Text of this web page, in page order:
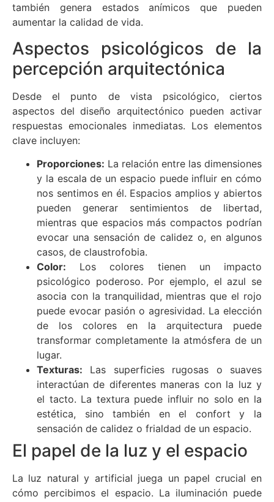
también genera estados anímicos que pueden
aumentar la calidad de vida.
Aspectos psicológicos de la
percepción arquitectónica
Desde el punto de vista psicológico, ciertos
aspectos del diseño arquitectónico pueden activar
respuestas emocionales inmediatas. Los elementos
clave incluyen:
Proporciones: La relación entre las dimensiones
y la escala de un espacio puede influir en cómo
nos sentimos en él. Espacios amplios y abiertos
pueden generar sentimientos de libertad,
mientras que espacios más compactos podrían
evocar una sensación de calidez o, en algunos
casos, de claustrofobia.
Color: Los colores tienen un impacto
psicológico poderoso. Por ejemplo, el azul se
asocia con la tranquilidad, mientras que el rojo
puede evocar pasión o agresividad. La elección
de los colores en la arquitectura puede
transformar completamente la atmósfera de un
lugar.
Texturas: Las superficies rugosas o suaves
interactúan de diferentes maneras con la luz y
el tacto. La textura puede influir no solo en la
estética, sino también en el confort y la
sensación de calidez o frialdad de un espacio.
El papel de la luz y el espacio
La luz natural y artificial juega un papel crucial en
cómo percibimos el espacio. La iluminación puede